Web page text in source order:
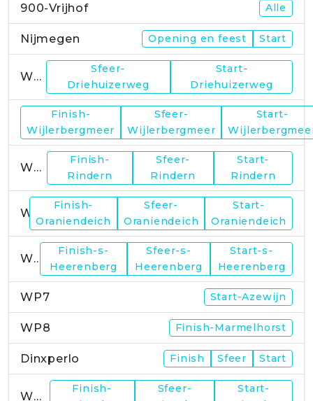
900-Vrijhof Alle
Nijmegen Opening en feest Start
WP1
Sfeer-
Driehuizerweg
Start-
Driehuizerweg
Finish-
Wijlerbergmeer
Sfeer-
Wijlerbergmeer
Start-
WP4
Finish-
Rindern
Sfeer-
Rindern
Start-
Rindern
Finish-
Oraniendeich
Sfeer-
Oraniendeich
Start-
Oraniendeich
WP6
Finish-s-
Heerenberg
Sfeer-s-
Heerenberg
Start-s-
Heerenberg
WP7 Start-Azewijn
WP8 Finish-Marmelhorst
Dinxperlo Finish Sfeer Start
WP11
Finish-
Sfeer-
Start-